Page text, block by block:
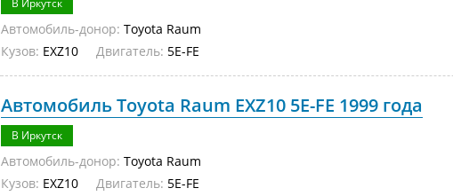
В Иркутск
Автомобиль-донор: Toyota Raum
Кузов: EXZ10 Двигатель: 5E-FE
Автомобиль Toyota Raum EXZ10 5E-FE 1999 года
В Иркутск
Автомобиль-донор: Toyota Raum
Кузов: EXZ10 Двигатель: 5E-FE